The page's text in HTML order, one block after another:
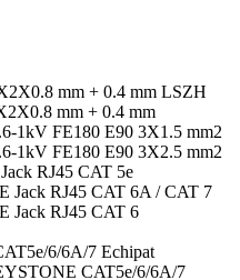
mm + 0.4 mm LSZH
mm + 0.4 mm
1kV FE180 E90 3X1.5 mm2
1kV FE180 E90 3X2.5 mm2
RJ45 CAT 5e
Jack RJ45 CAT 6A / CAT 7
Jack RJ45 CAT 6
6/6A/7 Echipat
CAT5e/6/6A/7